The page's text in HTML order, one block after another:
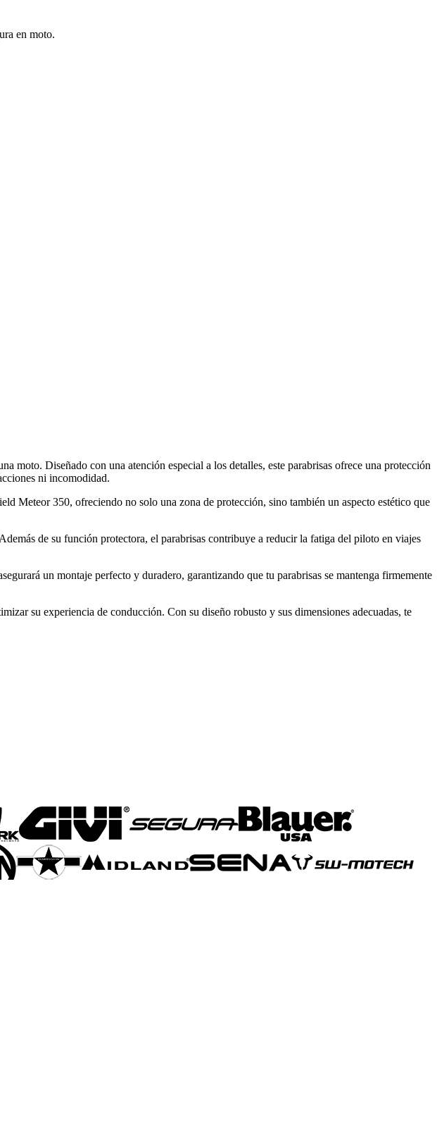
en moto.
Diseñado con una atención especial a los detalles, este parabrisas ofrece una protección
ni incomodidad.
Meteor 350, ofreciendo no solo una zona de protección, sino también un aspecto estético que
de su función protectora, el parabrisas contribuye a reducir la fatiga del piloto en viajes
un montaje perfecto y duradero, garantizando que tu parabrisas se mantenga firmemente
su experiencia de conducción. Con su diseño robusto y sus dimensiones adecuadas, te